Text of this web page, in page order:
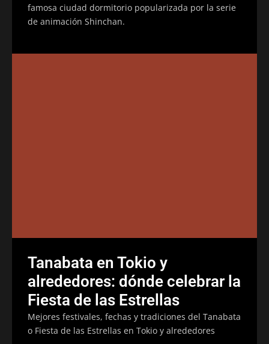
famosa ciudad dormitorio popularizada por la serie
de animación Shinchan.
Tanabata en Tokio y
alrededores: dónde celebrar la
Fiesta de las Estrellas
Mejores festivales, fechas y tradiciones del Tanabata
o Fiesta de las Estrellas en Tokio y alrededores